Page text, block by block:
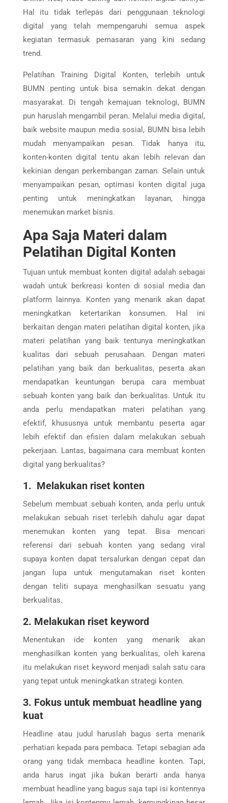
Hal itu tidak terlepas dari penggunaan teknologi
digital yang telah mempengaruhi semua aspek
kegiatan termasuk pemasaran yang kini sedang
trend.
Pelatihan Training Digital Konten, terlebih untuk
BUMN penting untuk bisa semakin dekat dengan
masyarakat. Di tengah kemajuan teknologi, BUMN
pun haruslah mengambil peran. Melalui media digital,
baik website maupun media sosial, BUMN bisa lebih
mudah menyampaikan pesan. Tidak hanya itu,
konten-konten digital tentu akan lebih relevan dan
kekinian dengan perkembangan zaman. Selain untuk
menyampaikan pesan, optimasi konten digital juga
penting untuk meningkatkan layanan, hingga
menemukan market bisnis.
Apa Saja Materi dalam
Pelatihan Digital Konten
Tujuan untuk membuat konten digital adalah sebagai
wadah untuk berkreasi konten di sosial media dan
platform lainnya. Konten yang menarik akan dapat
meningkatkan ketertarikan konsumen. Hal ini
berkaitan dengan materi pelatihan digital konten, jika
materi pelatihan yang baik tentunya meningkatkan
kualitas dari sebuah perusahaan. Dengan materi
pelatihan yang baik dan berkualitas, peserta akan
mendapatkan keuntungan berupa cara membuat
sebuah konten yang baik dan berkualitas. Untuk itu
anda perlu mendapatkan materi pelatihan yang
efektif, khususnya untuk membantu peserta agar
lebih efektif dan efisien dalam melakukan sebuah
pekerjaan. Lantas, bagaimana cara membuat konten
digital yang berkualitas?
1. Melakukan riset konten
Sebelum membuat sebuah konten, anda perlu untuk
melakukan sebuah riset terlebih dahulu agar dapat
menemukan konten yang tepat. Bisa mencari
referensi dari sebuah konten yang sedang viral
supaya konten dapat tersalurkan dengan cepat dan
jangan lupa untuk mengutamakan riset konten
dengan teliti supaya menghasilkan sesuatu yang
berkualitas.
2. Melakukan riset keyword
Menentukan ide konten yang menarik akan
menghasilkan konten yang berkualitas, oleh karena
itu melakukan riset keyword menjadi salah satu cara
yang tepat untuk meningkatkan strategi konten.
3. Fokus untuk membuat headline yang
kuat
Headline atau judul haruslah bagus serta menarik
perhatian kepada para pembaca. Tetapi sebagian ada
orang yang tidak membaca headline konten. Tapi,
anda harus ingat jika bukan berarti anda hanya
membuat headline yang bagus saja tapi isi kontennya